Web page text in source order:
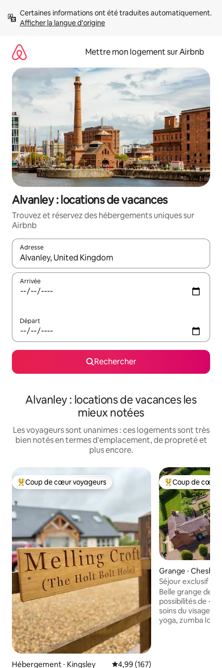
directement
Afficher la langue d'origine
Mettre mon logement sur Airbnb
Alvanley : locations de vacances
Trouvez et réservez des hébergements uniques sur
Airbnb
Adresse
Lorsque les résultats s'affichent, utilisez les flèches vers le
Arrivée
Départ
Rechercher
Alvanley : locations de vacances les
mieux notées
Les voyageurs sont unanimes : ces logements sont très
bien notés en termes d'emplacement, de propreté et
plus encore.
Coups de cœur voyageurs les plus appréciés
Coup de cœur voyageurs
Hébergement ⋅ Kingsley Évaluation moyenne sur la
4,99 (167)
Coups de cœur
Coup de cœur
Grange ⋅
Chester
Séjour exclusif dans
spa et chef sur
Belle grange de
possibilités de ~ soins spa / massages /
soins du visage ~
yoga, zumba